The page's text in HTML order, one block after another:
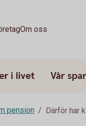
Om oss
i livet Vår
pension Därför har